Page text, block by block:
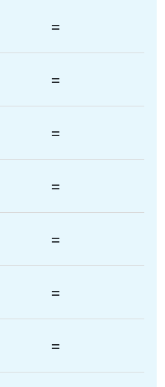
=
=
=
=
=
=
=